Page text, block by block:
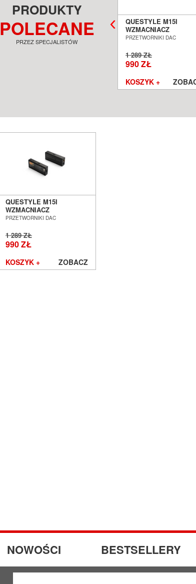
PRODUKTY
POLECANE
PRZEZ SPECJALISTÓW
QUESTYLE M15I
WZMACNIACZ
SŁUCHAWKOWY Z DAC
WROCŁAW
PRZETWORNIKI DAC
1 289 ZŁ
990 ZŁ
KOSZYK +
QUESTYLE M15I
WZMACNIACZ
SŁUCHAWKOWY Z DAC
WROCŁAW
PRZETWORNIKI DAC
1 289 ZŁ
990 ZŁ
KOSZYK + ZOBACZ
NOWOŚCI BESTSELLERY